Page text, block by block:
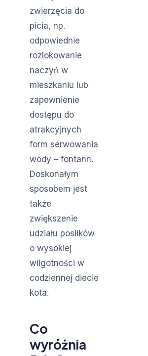
zwierzęcia do
picia, np.
odpowiednie
rozlokowanie
naczyń w
mieszkaniu lub
zapewnienie
dostępu do
atrakcyjnych
form serwowania
wody – fontann.
Doskonałym
sposobem jest
także
zwiększenie
udziału posiłków
o wysokiej
wilgotności w
codziennej diecie
kota.
Co
wyróżnia